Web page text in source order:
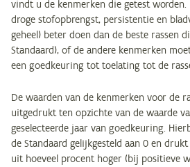
vindt u de kenmerken die getest
droge stofopbrengst, persistentie en
geheel) beter doen dan de beste rassen
Standaard), of de andere kenmerken
een goedkeuring tot toelating tot de
De waarden van de kenmerken voor de
uitgedrukt ten opzichte van de waarde
geselecteerde jaar van goedkeuring.
de Standaard gelijkgesteld aan 0 en
uit hoeveel procent hoger (bij positieve